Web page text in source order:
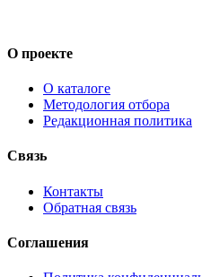
О проекте
О каталоге
Методология отбора
Редакционная политика
Связь
Контакты
Обратная связь
Соглашения